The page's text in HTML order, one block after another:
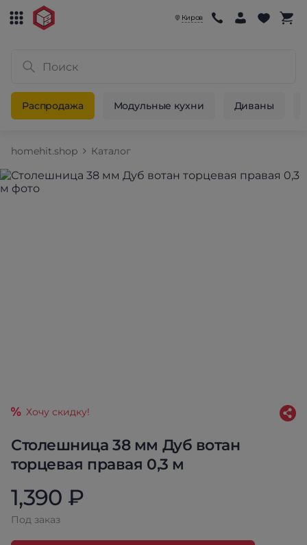
Киров
Распродажа Модульные кухни Диваны
homehit.shop Каталог
Столешница 38 мм Дуб вотан
торцевая правая 0,3 м
Хочу скидку!
1,390 ₽
Под заказ